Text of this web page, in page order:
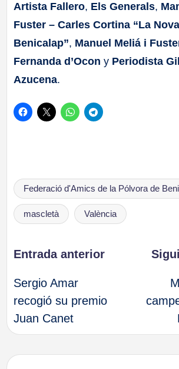
Artista Fallero, Els Generals,
Fuster – Carles Cortina “La
Benicalap”, Manuel Meliá i
Fernanda d’Ocon y Periodista
Azucena.
Etiquetas:
Federació d'Amics de la Pólvora de
mascletà València
Navegación
de
entradas
Entrada anterior
Sergio Amar
recogió su premio
Juan Canet